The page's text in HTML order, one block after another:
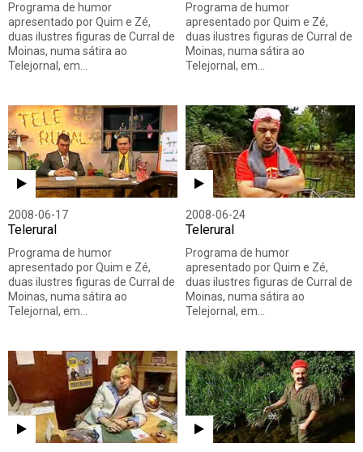
Programa de humor
apresentado por Quim e Zé,
duas ilustres figuras de Curral de
Moinas, numa sátira ao
Telejornal, em…
Programa de humor
apresentado por Quim e Zé,
duas ilustres figuras de Curral de
Moinas, numa sátira ao
Telejornal, em…
2008-06-17
Telerural
Programa de humor
apresentado por Quim e Zé,
duas ilustres figuras de Curral de
Moinas, numa sátira ao
Telejornal, em…
2008-06-24
Telerural
Programa de humor
apresentado por Quim e Zé,
duas ilustres figuras de Curral de
Moinas, numa sátira ao
Telejornal, em…